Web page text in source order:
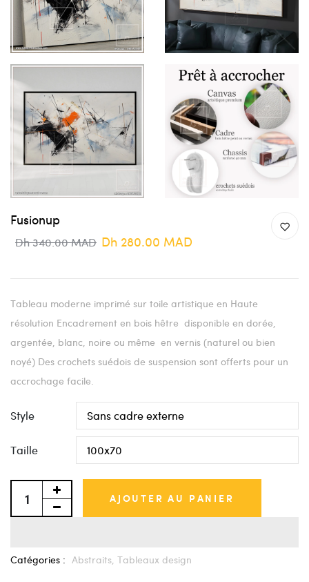
Fusionup
Dh 340.00 MAD Dh 280.00 MAD
Tableau moderne imprimé sur toile artistique en Haute
résolution Encadrement en bois hêtre disponible en dorée,
argentée, blanc, noire ou même en vernis (naturel ou bien
noyé) Des crochets suédois de suspension sont offerts pour un
accrochage facile.
Style
Taille
AJOUTER AU PANIER
Catégories : Abstraits, Tableaux design